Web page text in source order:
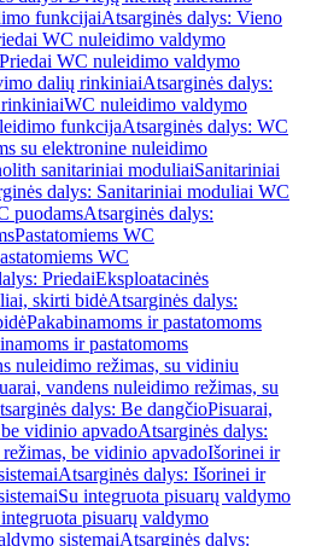
funkcijaiAtsarginės dalys: Vieno
WC nuleidimo valdymo
WC nuleidimo valdymo
dalių rinkiniaiAtsarginės dalys:
WC nuleidimo valdymo
funkcijaAtsarginės dalys: WC
su elektronine nuleidimo
sanitariniai moduliaiSanitariniai
dalys: Sanitariniai moduliai WC
puodamsAtsarginės dalys:
Pastatomiems WC
WC
PriedaiEksploatacinės
skirti bidėAtsarginės dalys:
Pakabinamoms ir pastatomoms
ir pastatomoms
nuleidimo režimas, su vidiniu
vandens nuleidimo režimas, su
dalys: Be dangčioPisuarai,
vidinio apvadoAtsarginės dalys:
be vidinio apvadoIšorinei ir
Atsarginės dalys: Išorinei ir
Su integruota pisuarų valdymo
pisuarų valdymo
sistemaiAtsarginės dalys: